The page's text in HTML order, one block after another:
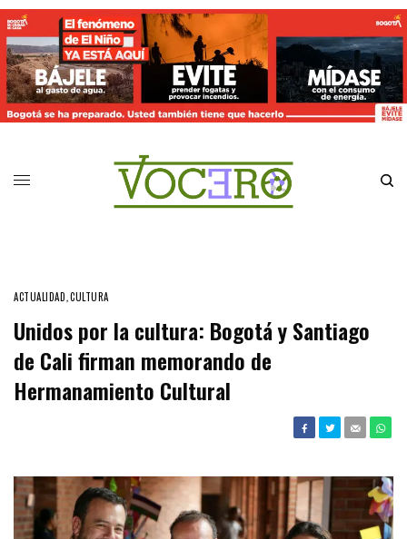
ACTUALIDAD,CULTURA
Unidos por la cultura: Bogotá y Santiago
de Cali firman memorando de
Hermanamiento Cultural